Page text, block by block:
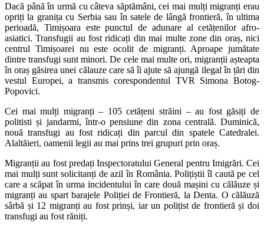
Dacă până în urmă cu câteva săptămâni, cei mai mulți migranți erau
opriți la granița cu Serbia sau în satele de lângă frontieră, în ultima
perioadă, Timișoara este punctul de adunare al cetățenilor afro-
asiatici. Transfugii au fost ridicați din mai multe zone din oraș, nici
centrul Timișoarei nu este ocolit de migranți. Aproape jumătate
dintre transfugi sunt minori. De cele mai multe ori, migranții așteapta
în oraș găsirea unei călauze care să îi ajute să ajungă ilegal în țări din
vestul Europei, a transmis corespondentul TVR Simona Botog-
Popovici.
Cei mai mulți migranți – 105 cetățeni străini – au fost găsiți de
politisti și jandarmi, într-o pensiune din zona centrală. Duminică,
nouă transfugi au fost ridicați din parcul din spatele Catedralei.
Alaltăieri, oamenii legii au mai prins trei grupuri prin oraș.
Migranții au fost predați Inspectoratului General pentru Imigrări. Cei
mai mulți sunt solicitanți de azil în România. Polițiștii îl caută pe cel
care a scăpat în urma incidentului în care două mașini cu călăuze și
migranți au spart barajele Poliției de Frontieră, la Denta. O călăuză
sârbă și 12 migranți au fost prinși, iar un polițist de frontieră și doi
transfugi au fost răniți.